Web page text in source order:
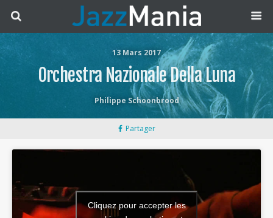
13 Mars 2017
Orchestra Nazionale Della Luna
Philippe Schoonbrood
Partager
Cliquez pour accepter les